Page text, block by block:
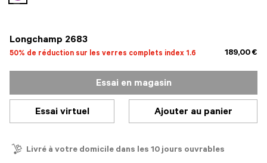
Longchamp 2683
50% de réduction sur les verres complets index 1.6 189,00 €
sélectionné
Essai en magasin
Essai virtuel Ajouter au panier
Livré à votre domicile dans les 10 jours ouvrables